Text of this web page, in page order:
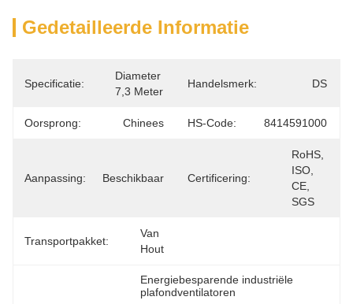
Gedetailleerde Informatie
Specificatie:
Diameter
7,3 Meter
Handelsmerk: DS
Oorsprong: Chinees HS-Code: 8414591000
Aanpassing: Beschikbaar Certificering:
RoHS,
ISO,
CE,
SGS
Transportpakket:
Van
Hout
Energiebesparende industriële
plafondventilatoren